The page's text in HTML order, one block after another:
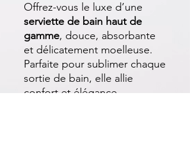
Offrez-vous le luxe d’une
serviette de bain haut de
gamme, douce, absorbante
et délicatement moelleuse.
Parfaite pour sublimer chaque
sortie de bain, elle allie
confort et élégance.